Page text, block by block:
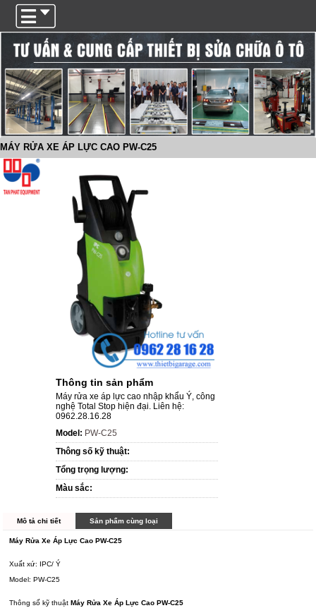
MÁY RỬA XE ÁP LỰC CAO PW-C25
Thông tin sản phẩm
Máy rửa xe áp lực cao nhập khẩu Ý, công
nghệ Total Stop hiện đại. Liên hệ:
0962.28.16.28
Model: PW-C25
Thông số kỹ thuật:
Tổng trọng lượng:
Màu sắc:
Mô tả chi tiết Sản phẩm cùng loại
Máy Rửa Xe Áp Lực Cao PW-C25
Xuất xứ: IPC/ Ý
Model: PW-C25
Thông số kỹ thuậtMáy Rửa Xe Áp Lực Cao PW-C25